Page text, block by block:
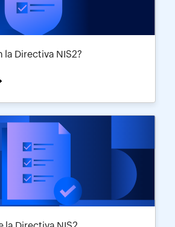
la Directiva NIS2?